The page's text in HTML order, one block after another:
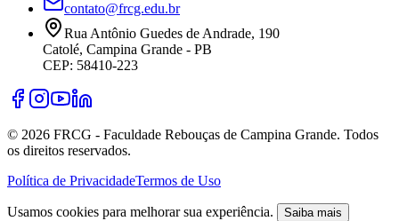
contato@frcg.edu.br
Rua Antônio Guedes de Andrade, 190
Catolé, Campina Grande - PB
CEP: 58410-223
© 2026 FRCG - Faculdade Rebouças de Campina Grande. Todos
os direitos reservados.
Política de PrivacidadeTermos de Uso
Usamos cookies para melhorar sua experiência. Saiba mais